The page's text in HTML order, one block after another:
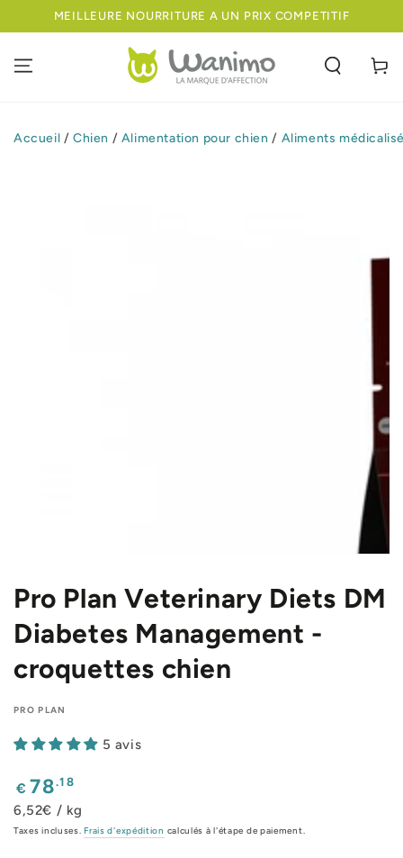
IGNORER LE
MEILLEURE NOURRITURE A UN PRIX COMPETITIF
Panier
Accueil / Chien / Alimentation pour chien / Aliments
Pro Plan Veterinary Diets DM
Diabetes Management -
croquettes chien
PRO PLAN
5 avis
Prix
€ 78.18
6,52€ / kg
Taxes incluses. Frais d'expédition calculés à l'étape de paiement.